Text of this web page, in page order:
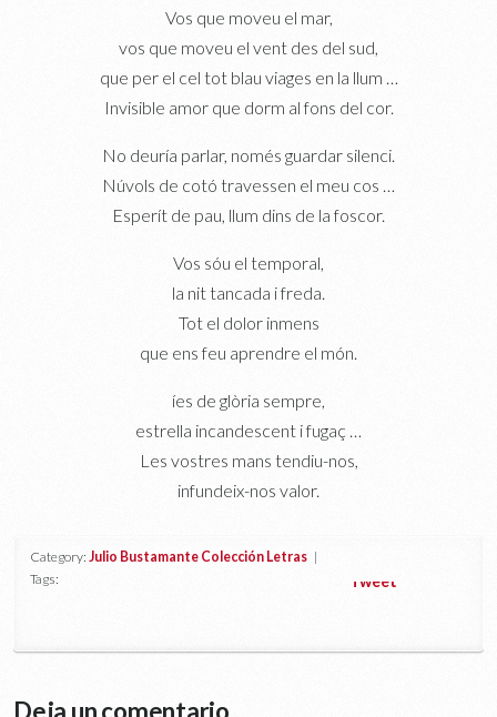
Vos que moveu el mar,
vos que moveu el vent des del sud,
que per el cel tot blau viages en la llum …
Invisible amor que dorm al fons del cor.
No deuría parlar, només guardar silenci.
Núvols de cotó travessen el meu cos …
Esperít de pau, llum dins de la foscor.
Vos sóu el temporal,
la nit tancada i freda.
Tot el dolor inmens
que ens feu aprendre el món.
íes de glòria sempre,
estrella incandescent i fugaç …
Les vostres mans tendiu-nos,
infundeix-nos valor.
Category:Julio Bustamante Colección Letras |
Tags:
Tweet
Deja un comentario